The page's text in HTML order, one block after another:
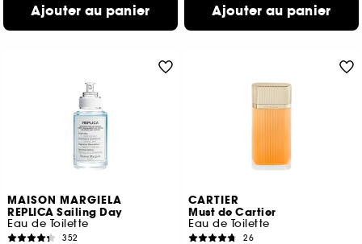
Ajouter au panier Ajouter au panier
MAISON MARGIELA
REPLICA Sailing Day
Eau de Toilette
352
CARTIER
Must de Cartier
Eau de Toilette
26